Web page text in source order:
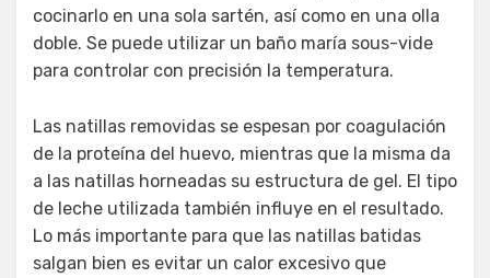
cocinarlo en una sola sartén, así como en una olla
doble. Se puede utilizar un baño maría sous-vide
para controlar con precisión la temperatura.
Las natillas removidas se espesan por coagulación
de la proteína del huevo, mientras que la misma da
a las natillas horneadas su estructura de gel. El tipo
de leche utilizada también influye en el resultado.
Lo más importante para que las natillas batidas
salgan bien es evitar un calor excesivo que